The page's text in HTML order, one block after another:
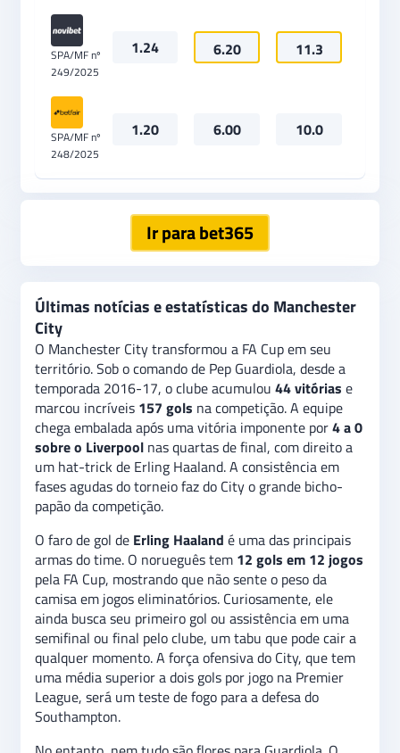
SPA/MF nº
249/2025
1.24 6.20 11.3
SPA/MF nº
248/2025
1.20 6.00 10.0
Ir para bet365
Últimas notícias e estatísticas do Manchester
City
O Manchester City transformou a FA Cup em seu
território. Sob o comando de Pep Guardiola, desde a
temporada 2016-17, o clube acumulou 44 vitórias e
marcou incríveis 157 gols na competição. A equipe
chega embalada após uma vitória imponente por4 a 0
sobre o Liverpool nas quartas de final, com direito a
um hat-trick de Erling Haaland. A consistência em
fases agudas do torneio faz do City o grande bicho-
papão da competição.
O faro de gol de Erling Haaland é uma das principais
armas do time. O norueguês tem 12 gols em 12 jogos
pela FA Cup, mostrando que não sente o peso da
camisa em jogos eliminatórios. Curiosamente, ele
ainda busca seu primeiro gol ou assistência em uma
semifinal ou final pelo clube, um tabu que pode cair a
qualquer momento. A força ofensiva do City, que tem
uma média superior a dois gols por jogo na Premier
League, será um teste de fogo para a defesa do
Southampton.